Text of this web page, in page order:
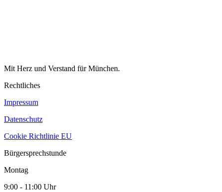
Mit Herz und Verstand für München.
Rechtliches
Impressum
Datenschutz
Cookie Richtlinie EU
Bürgersprechstunde
Montag
9:00 - 11:00 Uhr